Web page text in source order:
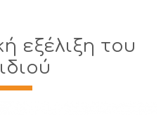
εξέλιξη του